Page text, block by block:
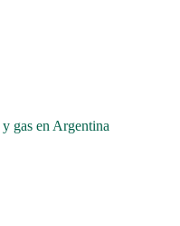
gas en Argentina